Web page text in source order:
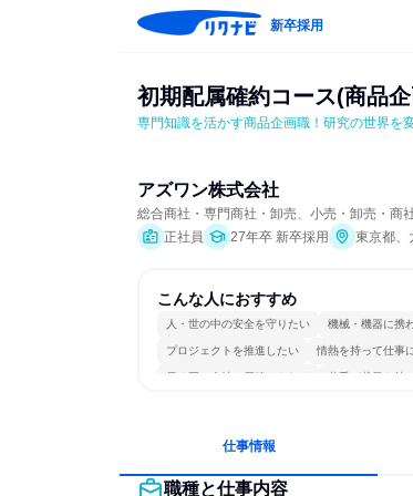
新卒採用
初期配属確約コース(商品
専門知識を活かす商品企画職！研究の世界を
アズワン株式会社
総合商社・専門商社・卸売、小売・卸売・商
正社員
27年卒 新卒採用 東京都、
こんな人におすすめ
人・世の中の安全を守りたい 機械・機器に携
プロジェクトを推進したい 情熱を持って仕事
長く同じ会社に居続けられる 若手が裁量を持
仕事情報
職種と仕事内容